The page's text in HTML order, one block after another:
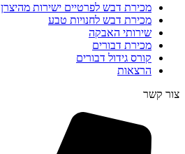
מכירת דבש לפרטיים ישירות מהיצרן
מכירת דבש לחנויות טבע
שירותי האבקה
מכירת דבורים
קורס גידול דבורים
הרצאות
צור קשר